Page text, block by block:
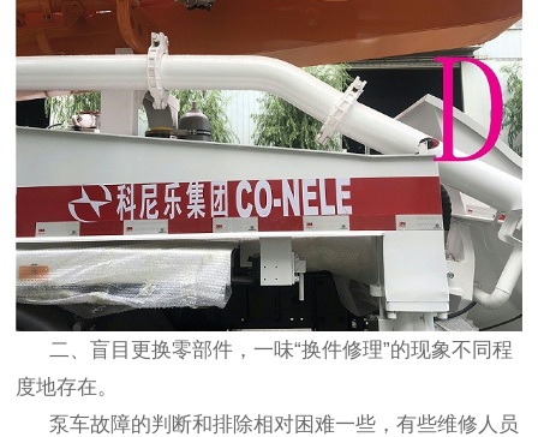
二、盲目更换零部件，一味“换件修理”的现象不同程
度地存在。
泵车故障的判断和排除相对困难一些，有些维修人员